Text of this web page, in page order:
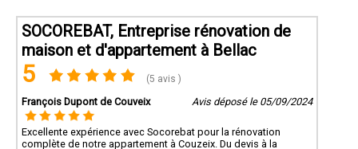
SOCOREBAT, Entreprise rénovation de
maison et d'appartement à Bellac
5 (5 avis )
François Dupont de Couveix Avis déposé le 05/09/2024
Excellente expérience avec Socorebat pour la rénovation
complète de notre appartement à Couzeix. Du devis à la